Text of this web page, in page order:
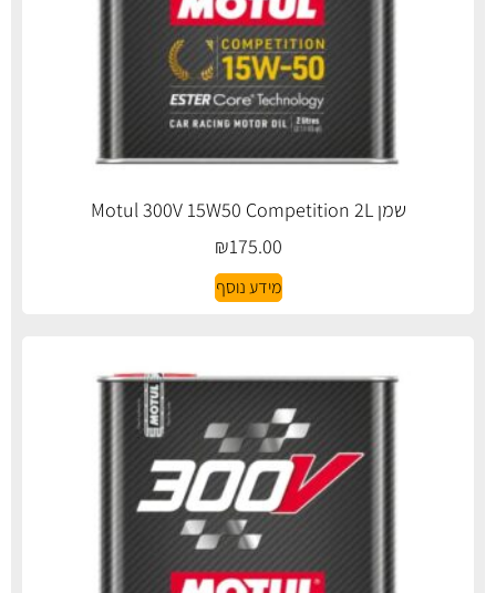
שמן Motul 300V 15W50 Competition 2L
₪175.00
מידע נוסף